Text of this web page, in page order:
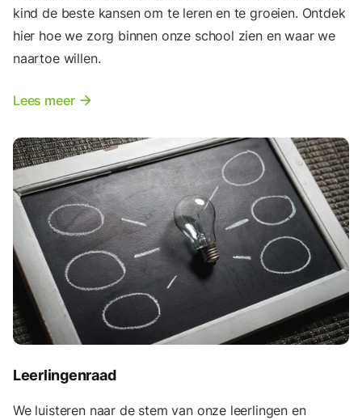
kind de beste kansen om te leren en te groeien. Ontdek
hier hoe we zorg binnen onze school zien en waar we
naartoe willen.
Lees meer arrow_forward
Leerlingenraad
We luisteren naar de stem van onze leerlingen en